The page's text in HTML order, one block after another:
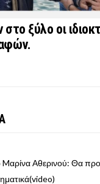
ξύλο οι
Mαρίνα Αθερινού: Θα